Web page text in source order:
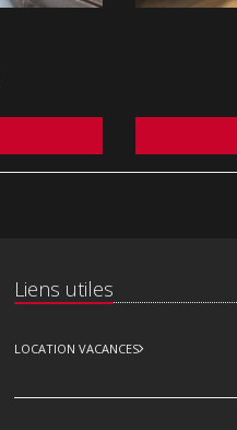
Liens utiles
LOCATION VACANCES